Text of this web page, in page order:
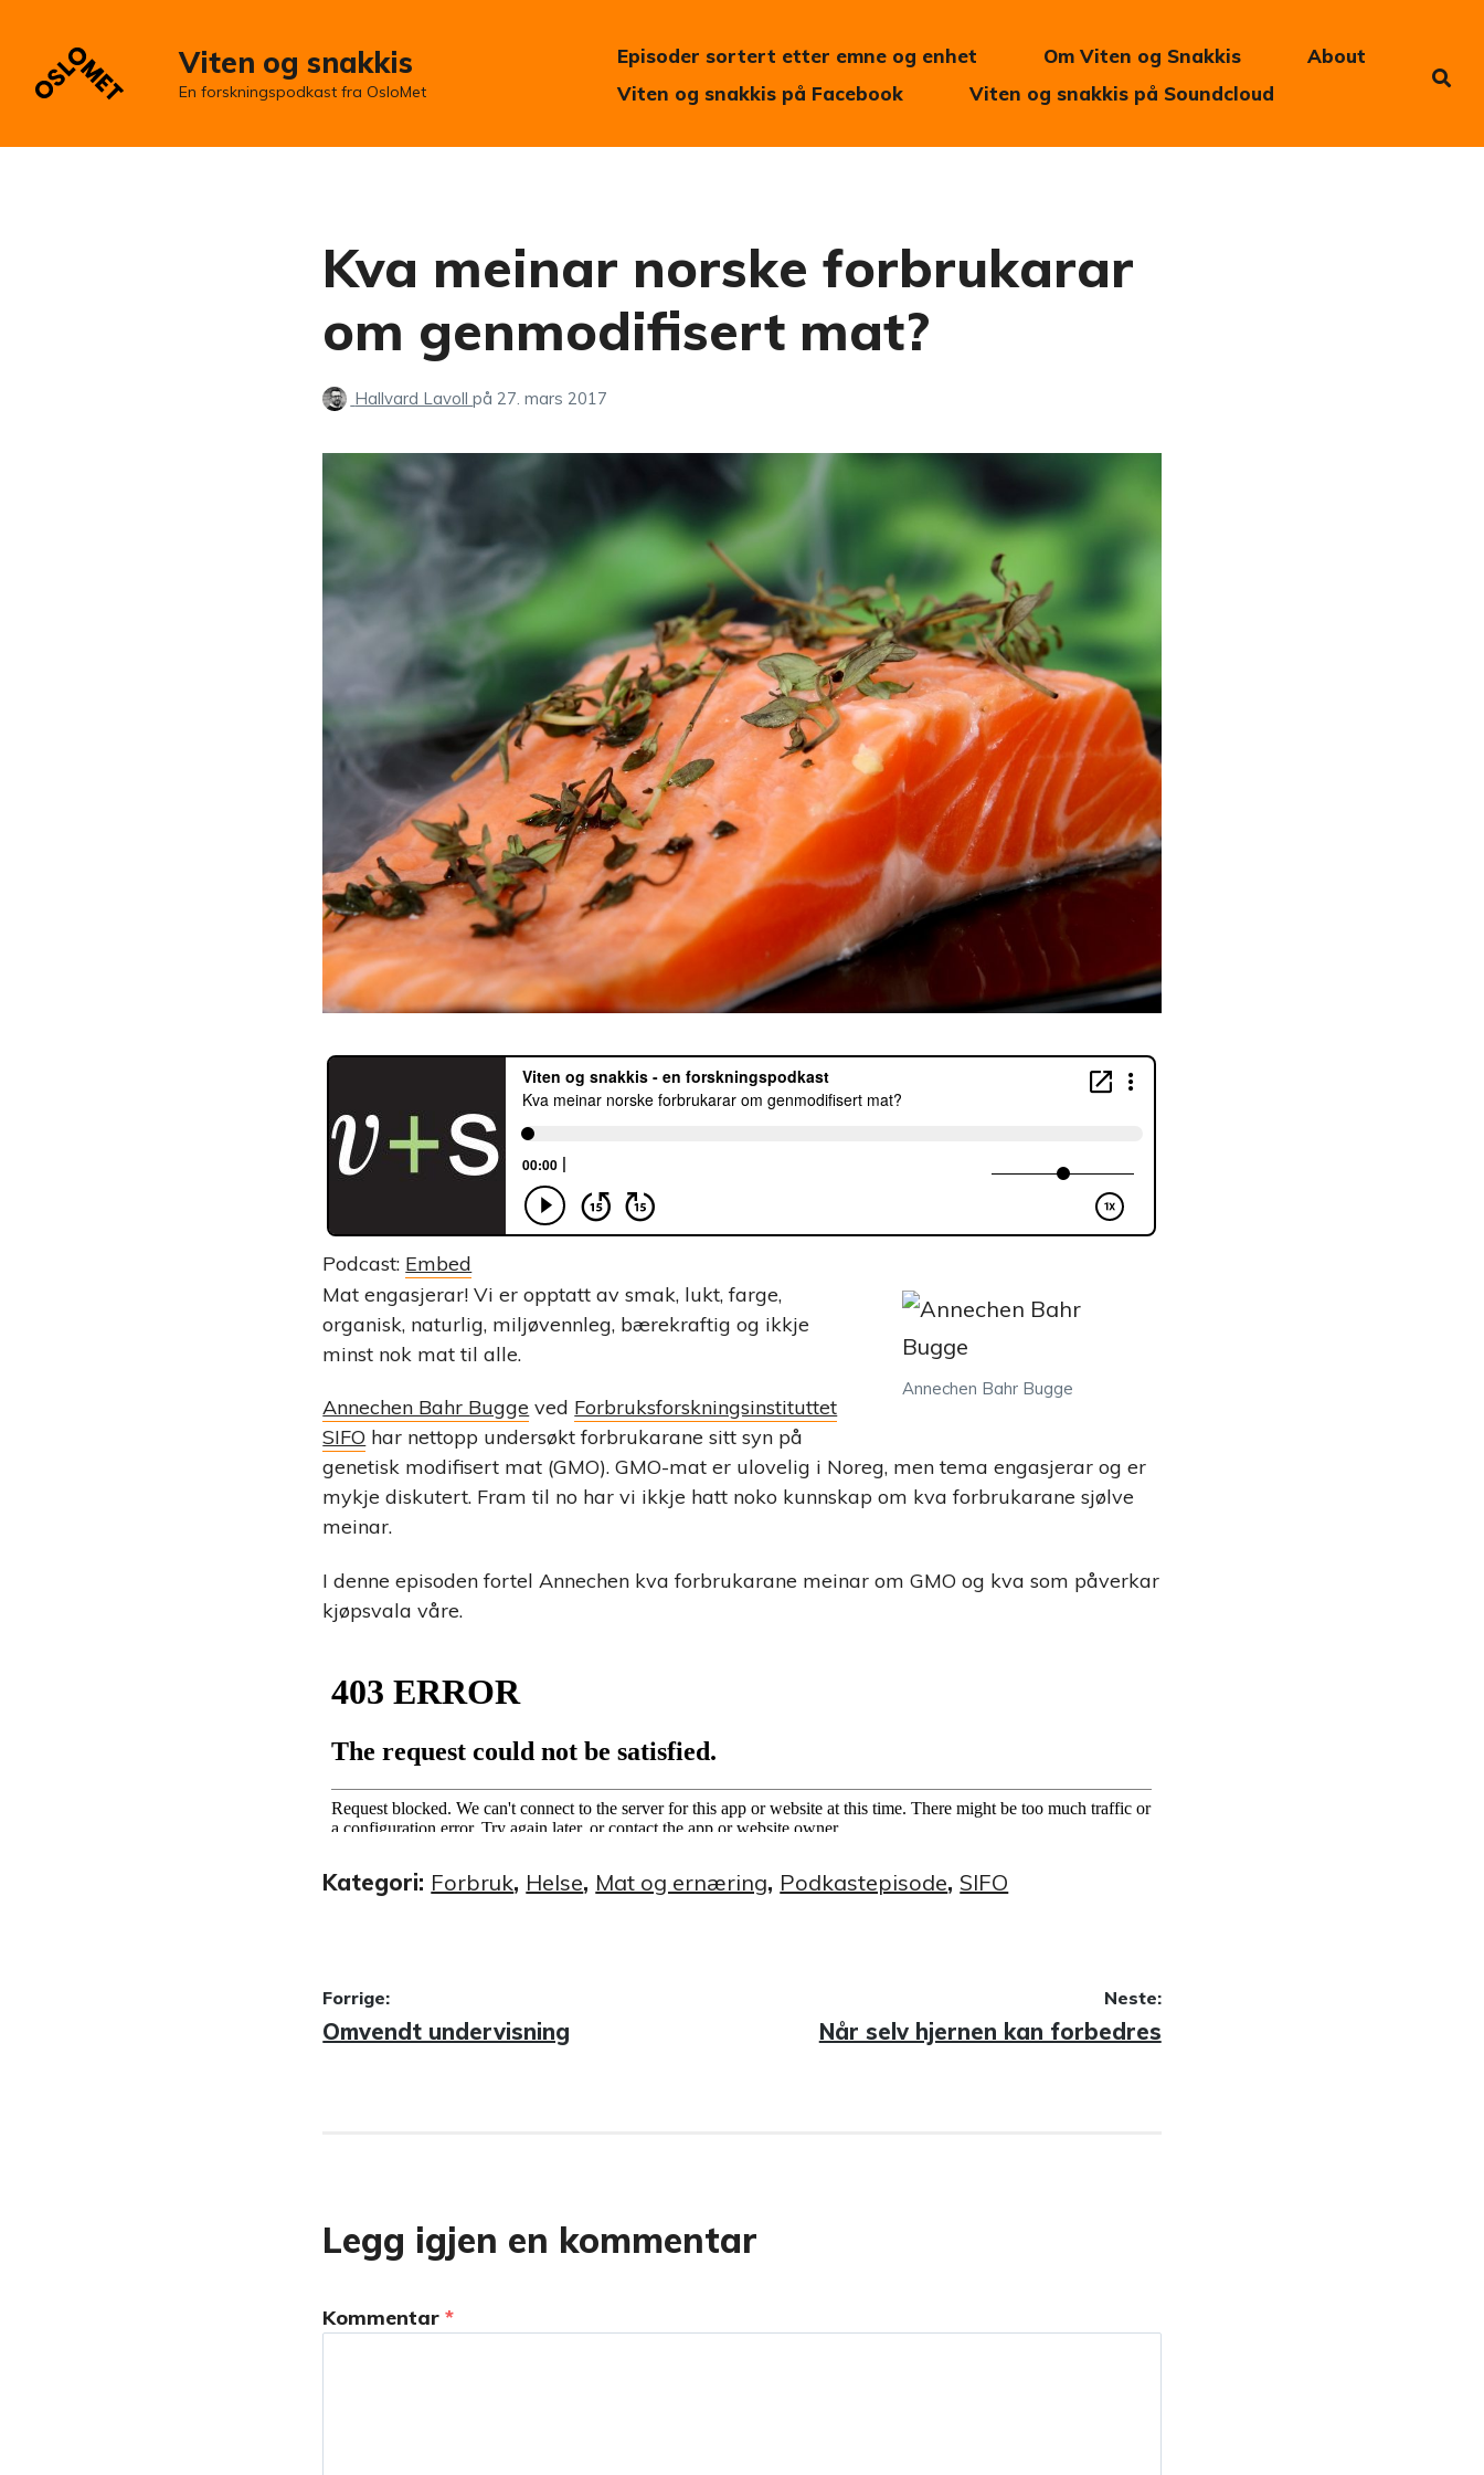
Viten og snakkis
En forskningspodkast fra OsloMet
Episoder sortert etter emne og enhet Om Viten og Snakkis
About
Viten og snakkis på Facebook
Viten og snakkis på Soundcloud
Kva meinar norske forbrukarar
om genmodifisert mat?
Hallvard Lavollpå 27. mars 2017
Podcast: Embed
Annechen Bahr Bugge
Mat engasjerar! Vi er opptatt av smak, lukt, farge,
organisk, naturlig, miljøvennleg, bærekraftig og ikkje
minst nok mat til alle.
Annechen Bahr Bugge ved Forbruksforskningsinstituttet
SIFO har nettopp undersøkt forbrukarane sitt syn på
genetisk modifisert mat (GMO). GMO-mat er ulovelig i Noreg, men tema engasjerar og er
mykje diskutert. Fram til no har vi ikkje hatt noko kunnskap om kva forbrukarane sjølve
meinar.
I denne episoden fortel Annechen kva forbrukarane meinar om GMO og kva som påverkar
kjøpsvala våre.
Kategori: Forbruk, Helse, Mat og ernæring, Podkastepisode, SIFO
Innleggsnavigasjon
Forrige:
Forrige
Omvendt undervisning
Neste:
Neste
Når selv hjernen kan forbedres
Legg igjen en kommentar
Kommentar*